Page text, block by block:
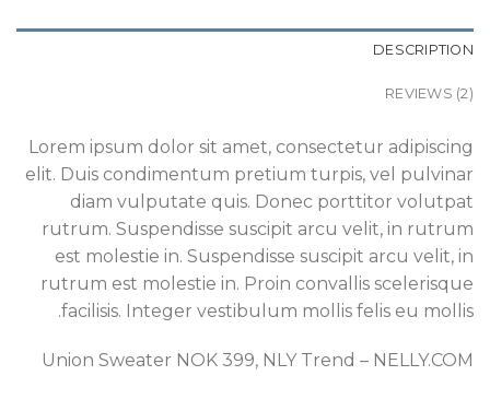
DESCRIPTION
REVIEWS (2)
Lorem ipsum dolor sit amet, consectetur adipiscing
elit. Duis condimentum pretium turpis, vel pulvinar
diam vulputate quis. Donec porttitor volutpat
rutrum. Suspendisse suscipit arcu velit, in rutrum
est molestie in. Suspendisse suscipit arcu velit, in
rutrum est molestie in. Proin convallis scelerisque
facilisis. Integer vestibulum mollis felis eu mollis.
Union Sweater NOK 399, NLY Trend – NELLY.COM